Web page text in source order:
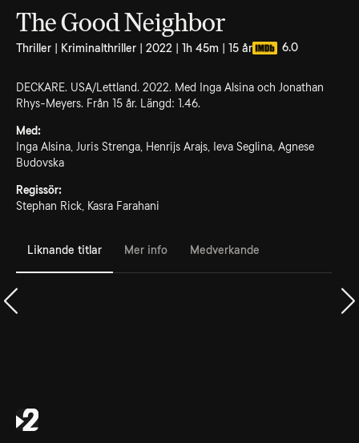
The Good Neighbor
Thriller | Kriminalthriller | 2022 | 1h 45m | 15 år 6.0
DECKARE. USA/Lettland. 2022. Med Inga Alsina och Jonathan
Rhys-Meyers. Från 15 år. Längd: 1.46.
Med:
Inga Alsina, Juris Strenga, Henrijs Arajs, Ieva Seglina, Agnese
Budovska
Regissör:
Stephan Rick, Kasra Farahani
Liknande titlar Mer info Medverkande